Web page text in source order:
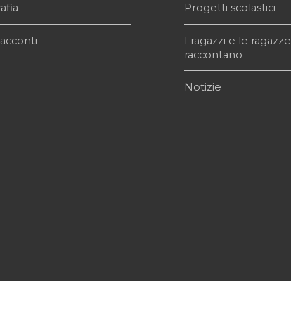
Progetti scolastici
I ragazzi e le ragazze
raccontano
Notizie